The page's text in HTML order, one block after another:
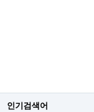
인기검색어